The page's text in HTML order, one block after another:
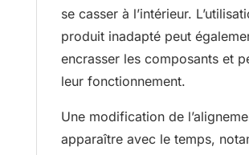
se casser à l’intérieur.
produit inadapté peut
encrasser les composants et
leur fonctionnement.
Une modification de
apparaître avec le temps,